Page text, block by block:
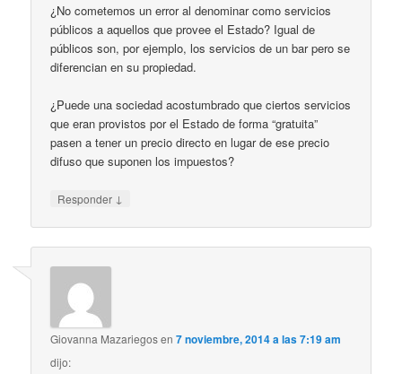
¿No cometemos un error al denominar como servicios
públicos a aquellos que provee el Estado? Igual de
públicos son, por ejemplo, los servicios de un bar pero se
diferencian en su propiedad.
¿Puede una sociedad acostumbrado que ciertos servicios
que eran provistos por el Estado de forma “gratuita”
pasen a tener un precio directo en lugar de ese precio
difuso que suponen los impuestos?
Responder ↓
Giovanna Mazariegosen7 noviembre, 2014 a las 7:19 am
dijo: